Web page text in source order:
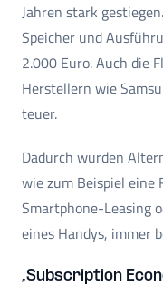
Jahren stark
Speicher und
2.000 Euro. Auch die
Herstellern wie
teuer.
Dadurch wurden
wie zum Beispiel eine
Smartphone-Leasing
eines Handys, immer
„Subscription